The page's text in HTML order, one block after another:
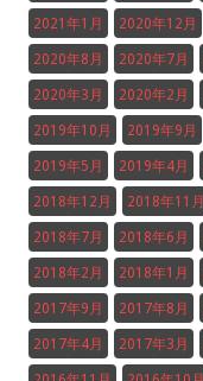
2021年1月 2020年12月
2020年8月 2020年7月
2020年3月 2020年2月
2019年10月 2019年9月
2019年5月 2019年4月
2018年12月 2018年11月
2018年7月 2018年6月
2018年2月 2018年1月
2017年9月 2017年8月
2017年4月 2017年3月